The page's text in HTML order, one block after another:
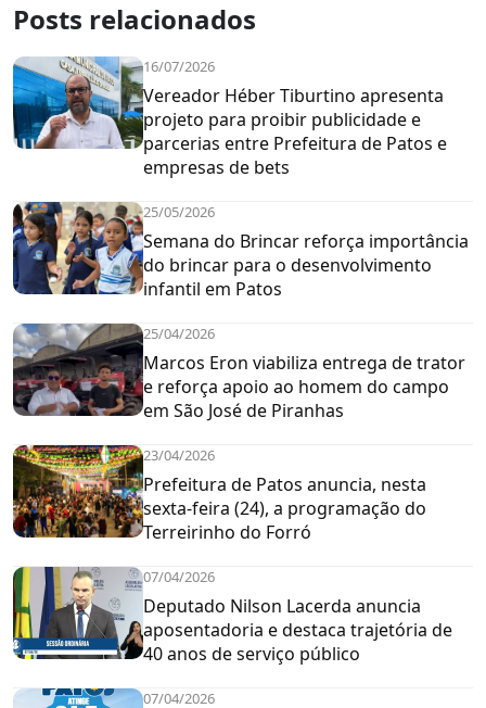
Posts relacionados
16/07/2026
Vereador Héber Tiburtino apresenta
projeto para proibir publicidade e
parcerias entre Prefeitura de Patos e
empresas de bets
25/05/2026
Semana do Brincar reforça importância
do brincar para o desenvolvimento
infantil em Patos
25/04/2026
Marcos Eron viabiliza entrega de trator
e reforça apoio ao homem do campo
em São José de Piranhas
23/04/2026
Prefeitura de Patos anuncia, nesta
sexta-feira (24), a programação do
Terreirinho do Forró
07/04/2026
Deputado Nilson Lacerda anuncia
aposentadoria e destaca trajetória de
40 anos de serviço público
07/04/2026